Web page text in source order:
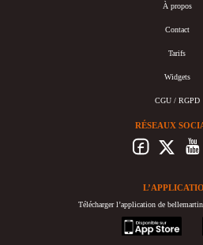
À propos
Contact
Tarifs
Widgets
CGU / RGPD
RÉSEAUX
Télécharger l’application de
appstore